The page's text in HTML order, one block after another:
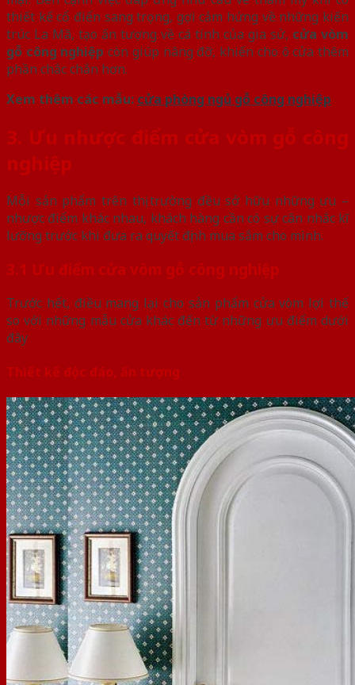
thiết kế cổ điển sang trọng, gợi cảm hứng về những kiến
trúc La Mã, tạo ấn tượng về cá tính của gia sử, cửa vòm
gỗ công nghiệpcòn giúp nâng đỡ, khiến cho ô cửa thêm
phần chắc chắn hơn.
Xem thêm các mẫu: cửa phòng ngủ gỗ công nghiệp
3. Ưu nhược điểm cửa vòm gỗ công
nghiệp
Mỗi sản phẩm trên thị trường đều sở hữu những ưu –
nhược điểm khác nhau, khách hàng cần có sự cân nhắc kĩ
lưỡng trước khi đưa ra quyết định mua sắm cho mình.
3.1 Ưu điểm cửa vòm gỗ công nghiệp
Trước hết, điều mang lại cho sản phẩm cửa vòm lợi thế
so với những mẫu cửa khác đến từ những ưu điểm dưới
đây
Thiết kế độc đáo, ấn tượng